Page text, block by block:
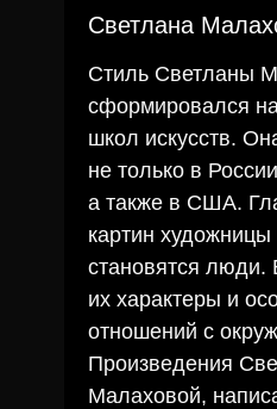
Светлана
Стиль Светланы
сформировался
школ искусств.
не только в
а также в США.
картин
становятся
их характеры и
отношений с
Произведения
Малаховой,